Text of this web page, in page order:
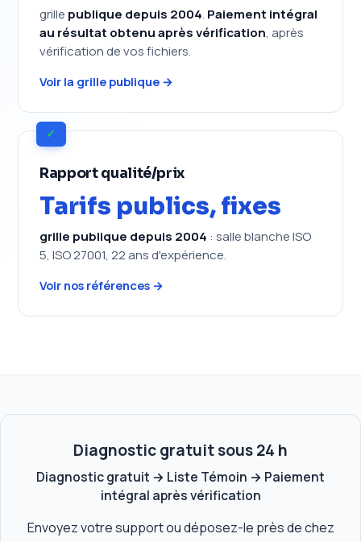
grille publique depuis 2004. Paiement intégral
au résultat obtenu après vérification, après
vérification de vos fichiers.
Voir la grille publique →
✓
Rapport qualité/prix
Tarifs publics, fixes
grille publique depuis 2004 : salle blanche ISO
5, ISO 27001, 22 ans d'expérience.
Voir nos références →
Diagnostic gratuit sous 24 h
Diagnostic gratuit → Liste Témoin → Paiement
intégral après vérification
Envoyez votre support ou déposez-le près de chez